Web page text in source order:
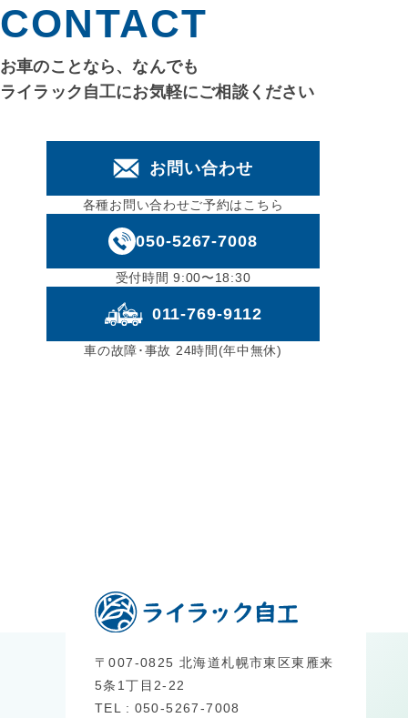
CONTACT
お車のことなら、なんでも
ライラック自工にお気軽にご相談ください
お問い合わせ
各種お問い合わせご予約はこちら
050-5267-7008
受付時間 9:00〜18:30
011-769-9112
車の故障･事故 24時間(年中無休)
〒007-0825 北海道札幌市東区東雁来
5条1丁目2-22
TEL
050-5267-7008